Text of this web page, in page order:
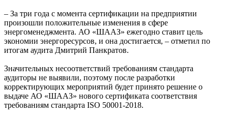
– За три года с момента сертификации на предприятии
произошли положительные изменения в сфере
энергоменеджмента. АО «ШААЗ» ежегодно ставит цель
экономии энергоресурсов, и она достигается, – отметил по
итогам аудита Дмитрий Панкратов.
Значительных несоответствий требованиям стандарта
аудиторы не выявили, поэтому после разработки
корректирующих мероприятий будет принято решение о
выдаче АО «ШААЗ» нового сертификата соответствия
требованиям стандарта ISO 50001-2018.